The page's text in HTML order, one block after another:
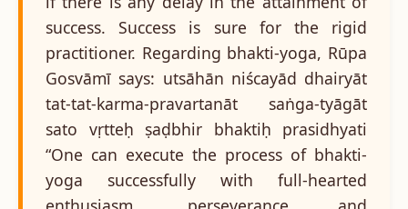
success. Success is sure for the rigid
practitioner. Regarding bhakti-yoga, Rūpa
Gosvāmī says: utsāhān niścayād dhairyāt
tat-tat-karma-pravartanāt saṅga-tyāgāt
sato vṛtteḥ ṣaḍbhir bhaktiḥ prasidhyati
“One can execute the process of bhakti-
yoga successfully with full-hearted